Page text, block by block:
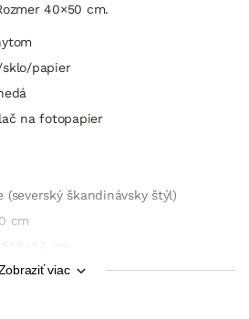
40×50 cm.
sklo/papier
na fotopapier
(severský škandinávsky štýl)
cm
zavesenie na stenu
viac